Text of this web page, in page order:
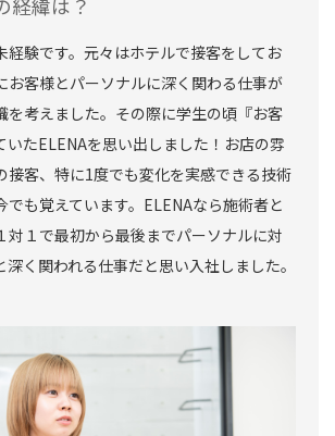
経緯は？
経験です。元々はホテルで接客をしてお
お客様とパーソナルに深く関わる仕事が
を考えました。その際に学生の頃『お客
いたELENAを思い出しました！お店の雰
接客、特に1度でも変化を実感できる技術
でも覚えています。ELENAなら施術者と
対１で最初から最後までパーソナルに対
く関われる仕事だと思い入社しました。